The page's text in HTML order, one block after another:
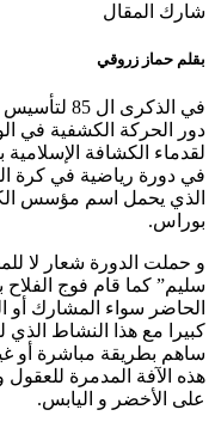
شارك المقال
بقلم حماز زروقي
في الذكرى
دور الحركة الكشفية في
لقدماء الكشافة
في دورة رياضية في كرة
الذي يحمل اسم مؤسس
بوراس.
و حملت الدورة شعار لا
سليم” كما قام فوج الفلاح
الحاضر سواء المشارك
كبيرا مع هذا النشاط
ساهم بطريقة مباشرة أو
هذه الآفة المدمرة
على الأخضر و اليابس.